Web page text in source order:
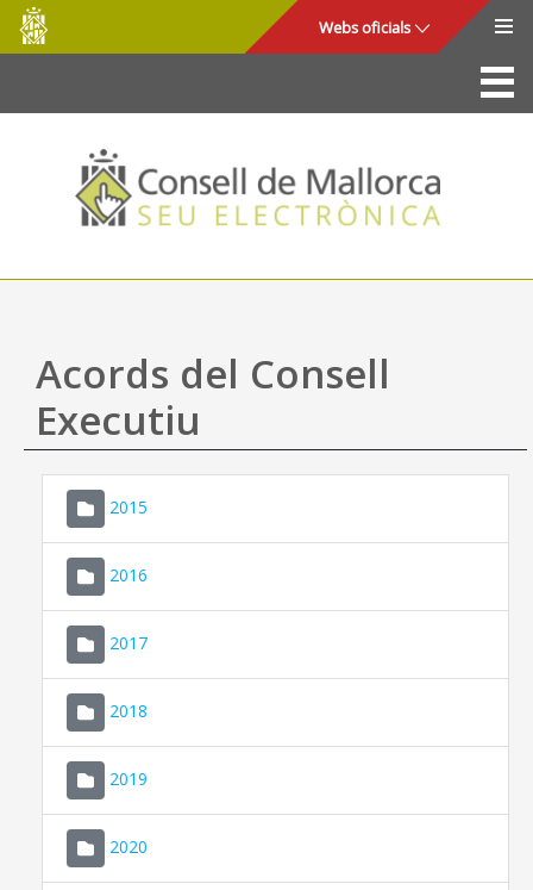
Salta al contingut principal
Consell
de
Mallorca
Webs oficials
La Seu
Consell de Mallorca
Accés i seguretat
Utilitats
Ajuda
Acords del Consell
Executiu
2015
2016
2017
2018
2019
2020